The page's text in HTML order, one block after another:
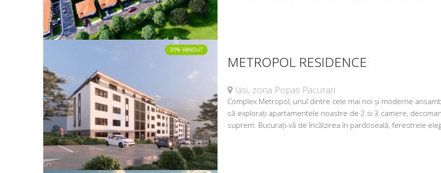
30% VANDUT
METROPOL RESIDENCE
Iasi, zona Popas Pacurari
Complex Metropol, unul dintre cele mai noi și moderne
să explorați apartamentele noastre de 2 si 3 camere,
suprem. Bucurați-vă de încălzirea în pardoseală, ferestrele